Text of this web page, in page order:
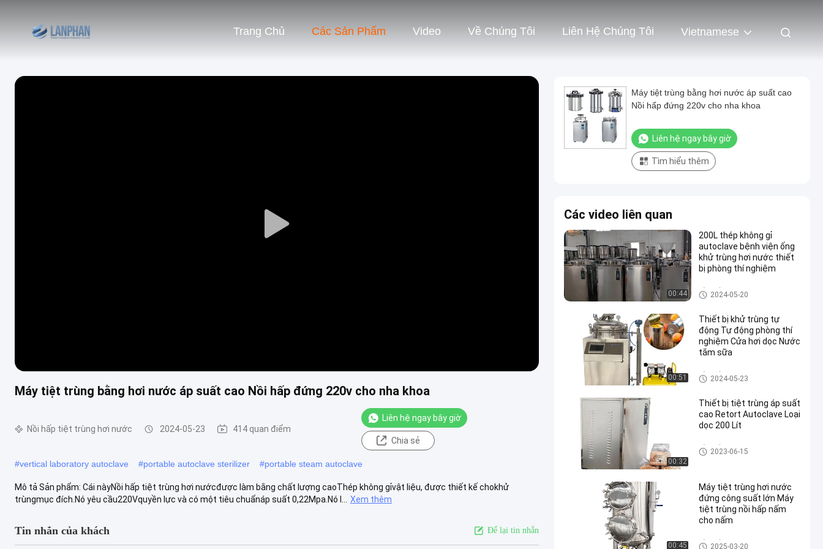
Trang Chủ Các Sản Phẩm Video Về Chúng Tôi Liên Hệ Chúng Tôi Vietnamese
Play
Máy tiệt trùng bằng hơi nước áp suất cao Nồi hấp đứng 220v cho nha khoa
Nồi hấp tiệt trùng hơi nước 2024-05-23 414 quan điểm
Liên hệ ngay bây giờ
Chia sẻ
#vertical laboratory autoclave #portable autoclave sterilizer #portable steam autoclave
Mô tả Sản phẩm: Cái nàyNồi hấp tiệt trùng hơi nướcđược làm bằng chất lượng caoThép không gỉvật liệu, được thiết kế chokhử
trùngmục đích.Nó yêu cầu220Vquyền lực và có một tiêu chuẩnáp suất 0,22Mpa.Nó l...
Xem thêm
Tin nhắn của khách Để lại tin nhắn
Máy tiệt trùng bằng hơi nước áp suất cao
Nồi hấp đứng 220v cho nha khoa
Liên hệ ngay bây giờ
Tìm hiểu thêm
Các video liên quan
00:44
200L thép không gỉ
autoclave bệnh viện ống
khử trùng hơi nước thiết
bị phòng thí nghiệm
Nồi hấp tiệt trùng hơi nước
2024-05-20
00:51
Thiết bị khử trùng tự
động Tự động phòng thí
nghiệm Cửa hơi dọc Nước
tắm sữa
Nồi hấp tiệt trùng hơi nước
2024-05-23
00:32
Thiết bị tiệt trùng áp suất
cao Retort Autoclave Loại
dọc 200 Lít
Nồi hấp tiệt trùng hơi nước
2023-06-15
00:45
Máy tiệt trùng hơi nước
đứng công suất lớn Máy
tiệt trùng nồi hấp nấm
cho nấm
Nồi hấp tiệt trùng hơi nước
2025-03-20